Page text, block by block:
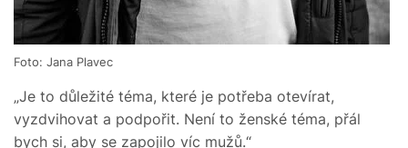
Foto: Jana Plavec
„Je to důležité téma, které je potřeba otevírat,
vyzdvihovat a podpořit. Není to ženské téma, přál
bych si, aby se zapojilo víc mužů.“